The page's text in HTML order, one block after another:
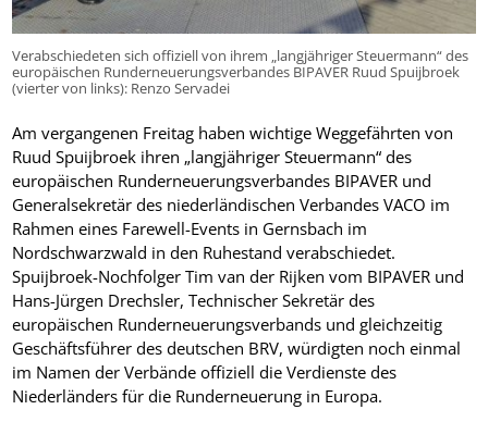
Verabschiedeten sich offiziell von ihrem „langjähriger Steuermann“ des
europäischen Runderneuerungsverbandes BIPAVER Ruud Spuijbroek
(vierter von links): Renzo Servadei
Am vergangenen Freitag haben wichtige Weggefährten von
Ruud Spuijbroek ihren „langjähriger Steuermann“ des
europäischen Runderneuerungsverbandes BIPAVER und
Generalsekretär des niederländischen Verbandes VACO im
Rahmen eines Farewell-Events in Gernsbach im
Nordschwarzwald in den Ruhestand verabschiedet.
Spuijbroek-Nochfolger Tim van der Rijken vom BIPAVER und
Hans-Jürgen Drechsler, Technischer Sekretär des
europäischen Runderneuerungsverbands und gleichzeitig
Geschäftsführer des deutschen BRV, würdigten noch einmal
im Namen der Verbände offiziell die Verdienste des
Niederländers für die Runderneuerung in Europa.